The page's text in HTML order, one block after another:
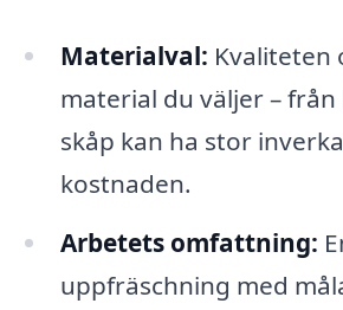
Materialval: Kvaliteten
material du väljer –
skåp kan ha stor
kostnaden.
Arbetets omfattning:
uppfräschning med